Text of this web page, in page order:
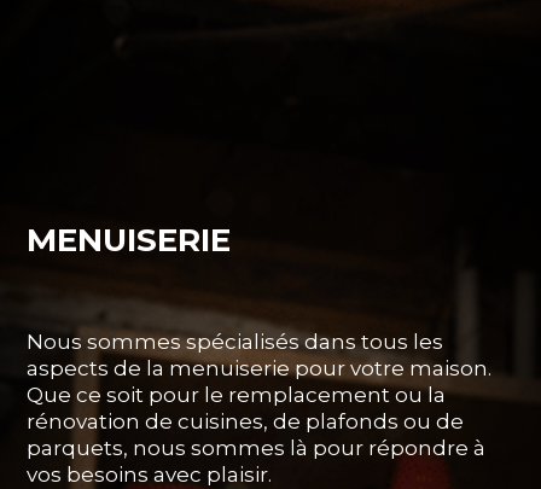
MENUISERIE
Nous sommes spécialisés dans tous les
aspects de la menuiserie pour votre maison.
Que ce soit pour le remplacement ou la
rénovation de cuisines, de plafonds ou de
parquets, nous sommes là pour répondre à
vos besoins avec plaisir.